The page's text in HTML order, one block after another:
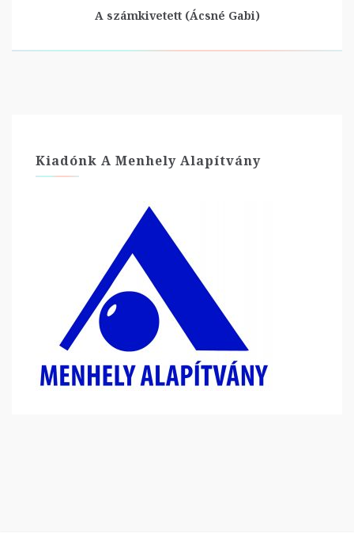
A számkivetett (Ácsné Gabi)
Kiadónk A Menhely Alapítvány